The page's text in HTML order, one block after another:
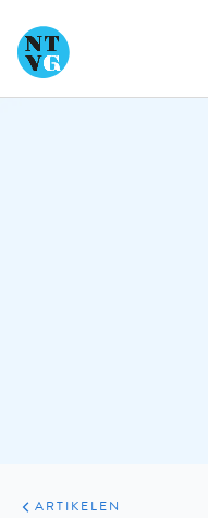
ARTIKELEN